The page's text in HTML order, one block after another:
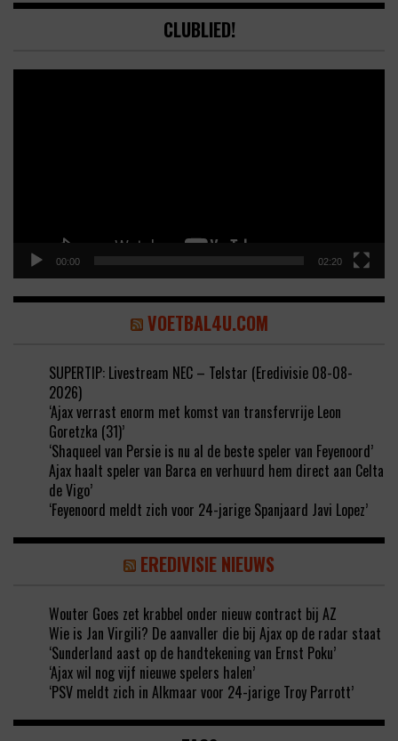
CLUBLIED!
00:00 02:20
VOETBAL4U.COM
SUPERTIP: Livestream NEC – Telstar (Eredivisie 08-08-
2026)
‘Ajax verrast enorm met komst van transfervrije Leon
Goretzka (31)’
‘Shaqueel van Persie is nu al de beste speler van Feyenoord’
Ajax haalt speler van Barca en verhuurd hem direct aan Celta
de Vigo’
‘Feyenoord meldt zich voor 24-jarige Spanjaard Javi Lopez’
EREDIVISIE NIEUWS
Wouter Goes zet krabbel onder nieuw contract bij AZ
Wie is Jan Virgili? De aanvaller die bij Ajax op de radar staat
‘Sunderland aast op de handtekening van Ernst Poku’
‘Ajax wil nog vijf nieuwe spelers halen’
‘PSV meldt zich in Alkmaar voor 24-jarige Troy Parrott’